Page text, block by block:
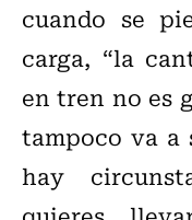
cuando se
carga, “la
en tren no es
tampoco va a
hay